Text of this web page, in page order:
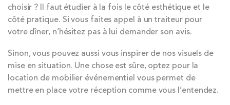
choisir ? Il faut étudier à la fois le côté esthétique et le
côté pratique. Si vous faites appel à un traiteur pour
votre dîner, n’hésitez pas à lui demander son avis.
Sinon, vous pouvez aussi vous inspirer de nos visuels de
mise en situation. Une chose est sûre, optez pour la
location de mobilier événementiel vous permet de
mettre en place votre réception comme vous l’entendez.